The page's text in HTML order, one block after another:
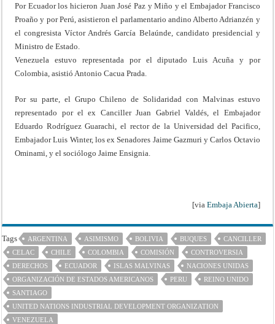
Por Ecuador los hicieron Juan José Paz y Miño y el Embajador Francisco
Proaño y por Perú, asistieron el parlamentario andino Alberto Adrianzén y
el congresista Víctor Andrés García Belaúnde, candidato presidencial y
Ministro de Estado.
Venezuela estuvo representada por el diputado Luis Acuña y por
Colombia, asistió Antonio Cacua Prada.
Por su parte, el Grupo Chileno de Solidaridad con Malvinas estuvo
representado por el ex Canciller Juan Gabriel Valdés, el Embajador
Eduardo Rodríguez Guarachi, el rector de la Universidad del Pacifico,
Embajador Luis Winter, los ex Senadores Jaime Gazmuri y Carlos Octavio
Ominami, y el sociólogo Jaime Ensignia.
[via Embaja Abierta]
Tags ARGENTINA ASIMISMO BOLIVIA BUQUES
CANCILLER
CELAC
CHILE COLOMBIA COMISIÓN
CONTROVERSIA
DERECHOS
ECUADOR ISLAS MALVINAS
NACIONES UNIDAS
ORGANIZACIÓN DE ESTADOS AMERICANOS
PERU
REINO UNIDO
SANTIAGO
UNITED NATIONS INDUSTRIAL DEVELOPMENT ORGANIZATION
VENEZUELA